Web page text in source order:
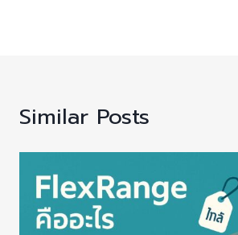
Similar Posts